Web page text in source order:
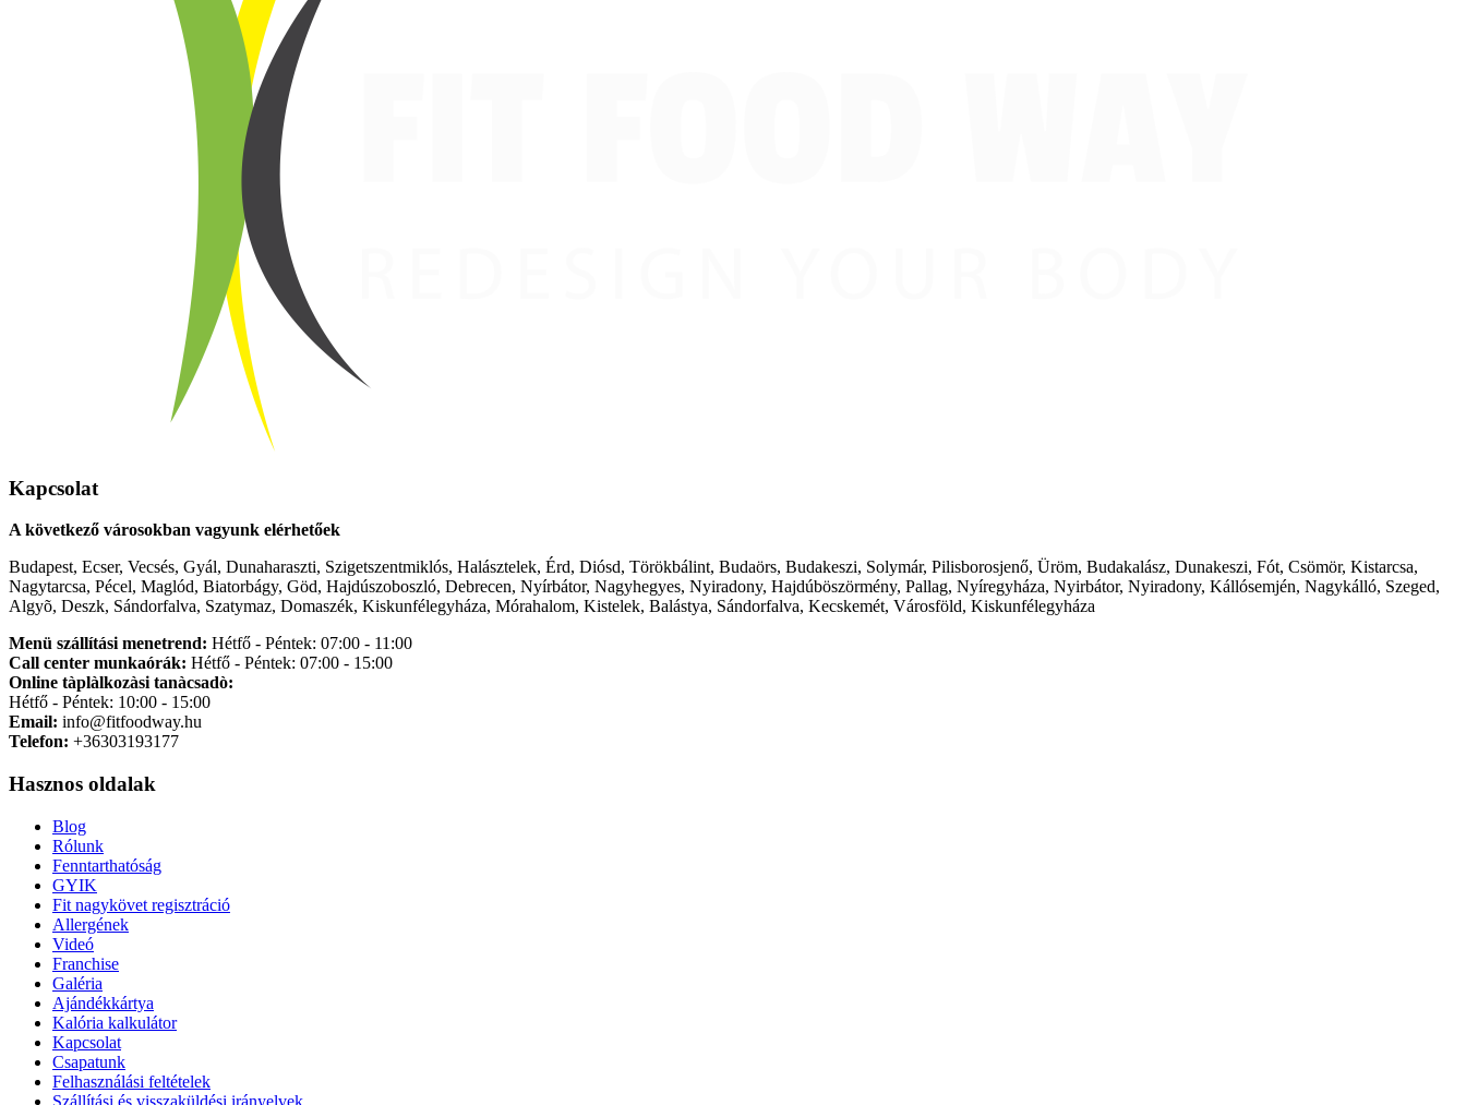
Kapcsolat
A következő városokban vagyunk elérhetőek
Budapest, Ecser, Vecsés, Gyál, Dunaharaszti, Szigetszentmiklós, Halásztelek, Érd, Diósd, Törökbálint, Budaörs, Budakeszi, Solymár, Pilisborosjenő, Üröm, Budakalász, Dunakeszi, Fót, Csömör, Kistarcsa,
Nagytarcsa, Pécel, Maglód, Biatorbágy, Göd, Hajdúszoboszló, Debrecen, Nyírbátor, Nagyhegyes, Nyiradony, Hajdúböszörmény, Pallag, Nyíregyháza, Nyirbátor, Nyiradony, Kállósemjén, Nagykálló, Szeged,
Algyõ, Deszk, Sándorfalva, Szatymaz, Domaszék, Kiskunfélegyháza, Mórahalom, Kistelek, Balástya, Sándorfalva, Kecskemét, Városföld, Kiskunfélegyháza
Menü szállítási menetrend: Hétfő - Péntek: 07:00 - 11:00
Call center munkaórák: Hétfő - Péntek: 07:00 - 15:00
Online tàplàlkozàsi tanàcsadò:
Hétfő - Péntek: 10:00 - 15:00
Email: info@fitfoodway.hu
Telefon: +36303193177
Hasznos oldalak
Blog
Rólunk
Fenntarthatóság
GYIK
Fit nagykövet regisztráció
Allergének
Videó
Franchise
Galéria
Ajándékkártya
Kalória kalkulátor
Kapcsolat
Csapatunk
Felhasználási feltételek
Szállítási és visszaküldési irányelvek